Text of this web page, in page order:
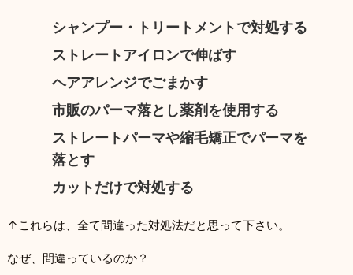
シャンプー・トリートメントで対処する
ストレートアイロンで伸ばす
ヘアアレンジでごまかす
市販のパーマ落とし薬剤を使用する
ストレートパーマや縮毛矯正でパーマを
落とす
カットだけで対処する
↑これらは、全て間違った対処法だと思って下さい。
なぜ、間違っているのか？